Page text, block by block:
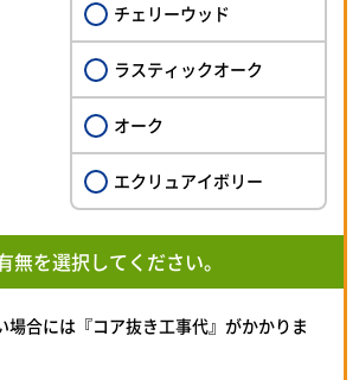
チェリーウッド
ラスティックオーク
オーク
エクリュアイボリー
無を選択してください。
場合には『コア抜き工事代』がかかりま